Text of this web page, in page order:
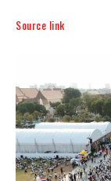
Source link